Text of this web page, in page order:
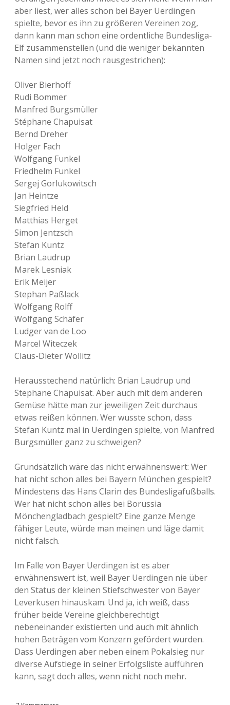
aber liest, wer alles schon bei Bayer Uerdingen
spielte, bevor es ihn zu größeren Vereinen zog,
dann kann man schon eine ordentliche Bundesliga-
Elf zusammenstellen (und die weniger bekannten
Namen sind jetzt noch rausgestrichen):
Oliver Bierhoff
Rudi Bommer
Manfred Burgsmüller
Stéphane Chapuisat
Bernd Dreher
Holger Fach
Wolfgang Funkel
Friedhelm Funkel
Sergej Gorlukowitsch
Jan Heintze
Siegfried Held
Matthias Herget
Simon Jentzsch
Stefan Kuntz
Brian Laudrup
Marek Lesniak
Erik Meijer
Stephan Paßlack
Wolfgang Rolff
Wolfgang Schäfer
Ludger van de Loo
Marcel Witeczek
Claus-Dieter Wollitz
Herausstechend natürlich: Brian Laudrup und
Stephane Chapuisat. Aber auch mit dem anderen
Gemüse hätte man zur jeweiligen Zeit durchaus
etwas reißen können. Wer wusste schon, dass
Stefan Kuntz mal in Uerdingen spielte, von Manfred
Burgsmüller ganz zu schweigen?
Grundsätzlich wäre das nicht erwähnenswert: Wer
hat nicht schon alles bei Bayern München gespielt?
Mindestens das Hans Clarin des Bundesligafußballs.
Wer hat nicht schon alles bei Borussia
Mönchengladbach gespielt? Eine ganze Menge
fähiger Leute, würde man meinen und läge damit
nicht falsch.
Im Falle von Bayer Uerdingen ist es aber
erwähnenswert ist, weil Bayer Uerdingen nie über
den Status der kleinen Stiefschwester von Bayer
Leverkusen hinauskam. Und ja, ich weiß, dass
früher beide Vereine gleichberechtigt
nebeneinander existierten und auch mit ähnlich
hohen Beträgen vom Konzern gefördert wurden.
Dass Uerdingen aber neben einem Pokalsieg nur
diverse Aufstiege in seiner Erfolgsliste aufführen
kann, sagt doch alles, wenn nicht noch mehr.